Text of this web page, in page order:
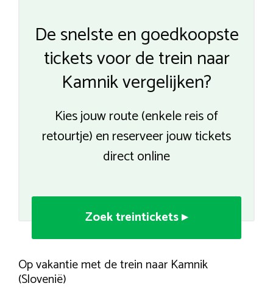
De snelste en goedkoopste
tickets voor de trein naar
Kamnik vergelijken?
Kies jouw route (enkele reis of
retourtje) en reserveer jouw tickets
direct online
Zoek treintickets ▸
Op vakantie met de trein naar Kamnik
(Slovenië)